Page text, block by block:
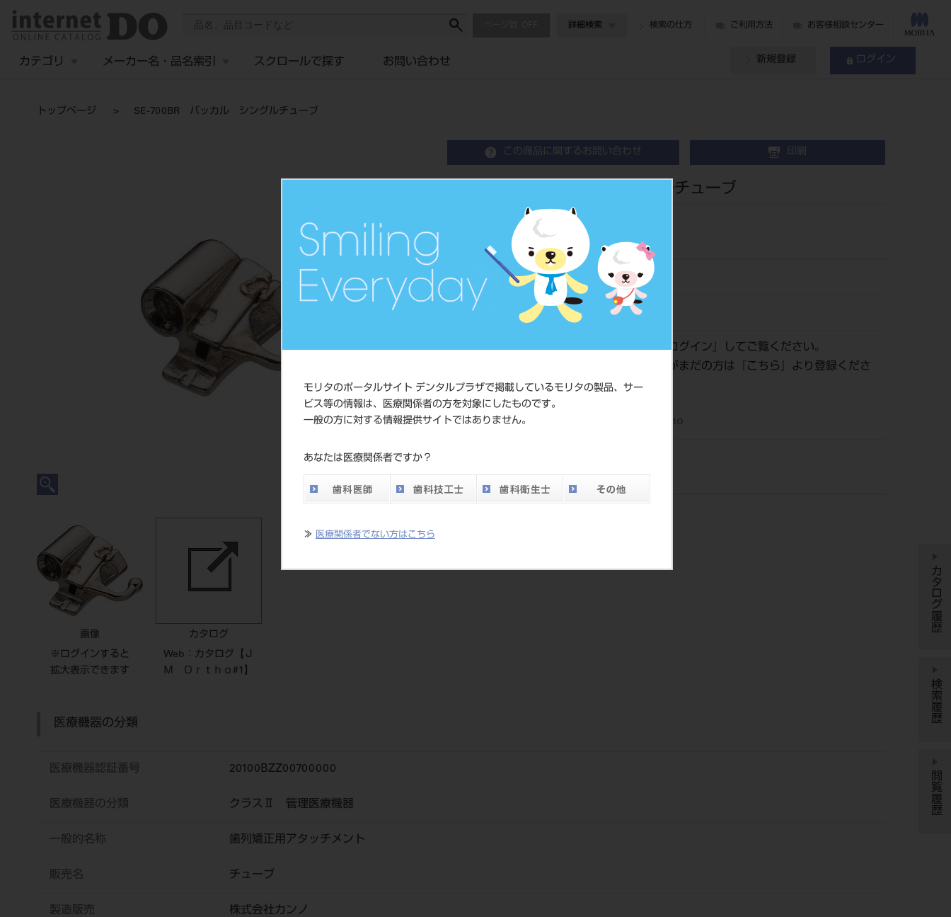
モリタのポータルサイト デンタルプラザで掲載しているモリタの製品、サー
ビス等の情報は、医療関係者の方を対象にしたものです。
一般の方に対する情報提供サイトではありません。
あなたは医療関係者ですか？
≫ 医療関係者でない方はこちら
詳細検索 検索の仕方 ご利用方法 お客様相談センター
カテゴリ メーカー名・品名索引 スクロールで探す お問い合わせ 新規登録 ログイン
トップページ SE-700BR バッカル シングルチューブ
この商品に関するお問い合わせ 印刷
SE-700BR バッカル シングルチューブ
Orthodontic, Tube
歯列矯正用アタッチメント
品目コード 206850713
JAN/EANコード 4582292353645
価格の確認は『ログイン 』してご覧ください。
ネット会員登録がまだの方は『
こちら
』より登録くださ
い。
メーカー 株式会社JM Ortho
ジ
画像
※ログインすると
拡大表示できます
カタログ
Web：カタログ【Ｊ
Ｍ Ｏｒｔｈｏ#1】
医療機器の分類
医療機器認証番号 20100BZZ00700000
医療機器の分類 クラスⅡ 管理医療機器
一般的名称 歯列矯正用アタッチメント
販売名 チューブ
製造販売 株式会社カンノ
カタログ履歴
検索履歴
閲覧履歴